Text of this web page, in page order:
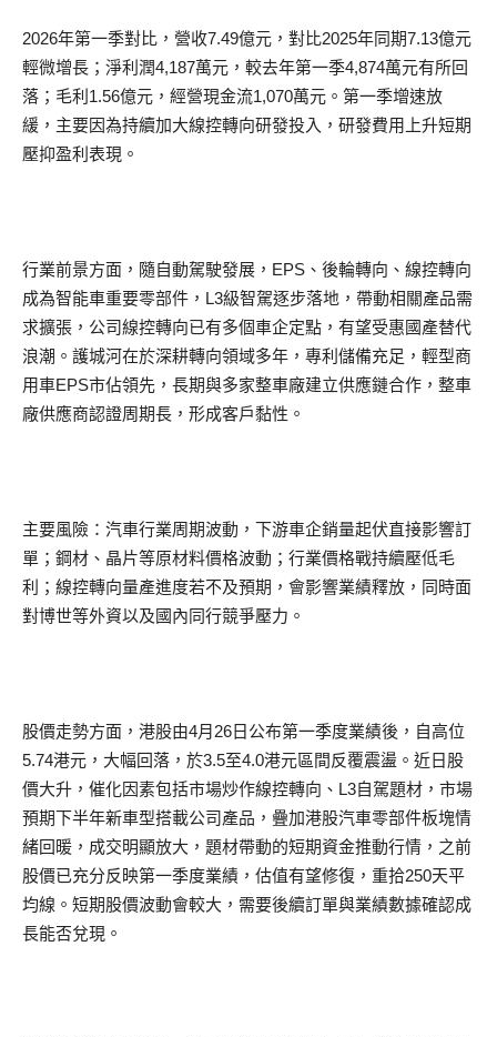
2026年第一季對比，營收7.49億元，對比2025年同期7.13億元
輕微增長；淨利潤4,187萬元，較去年第一季4,874萬元有所回
落；毛利1.56億元，經營現金流1,070萬元。第一季增速放
緩，主要因為持續加大線控轉向研發投入，研發費用上升短期
壓抑盈利表現。
行業前景方面，隨自動駕駛發展，EPS、後輪轉向、線控轉向
成為智能車重要零部件，L3級智駕逐步落地，帶動相關產品需
求擴張，公司線控轉向已有多個車企定點，有望受惠國產替代
浪潮。護城河在於深耕轉向領域多年，專利儲備充足，輕型商
用車EPS市佔領先，長期與多家整車廠建立供應鏈合作，整車
廠供應商認證周期長，形成客戶黏性。
主要風險：汽車行業周期波動，下游車企銷量起伏直接影響訂
單；鋼材、晶片等原材料價格波動；行業價格戰持續壓低毛
利；線控轉向量產進度若不及預期，會影響業績釋放，同時面
對博世等外資以及國內同行競爭壓力。
股價走勢方面，港股由4月26日公布第一季度業績後，自高位
5.74港元，大幅回落，於3.5至4.0港元區間反覆震盪。近日股
價大升，催化因素包括市場炒作線控轉向、L3自駕題材，市場
預期下半年新車型搭載公司產品，疊加港股汽車零部件板塊情
緒回暖，成交明顯放大，題材帶動的短期資金推動行情，之前
股價已充分反映第一季度業績，估值有望修復，重拾250天平
均線。短期股價波動會較大，需要後續訂單與業績數據確認成
長能否兌現。